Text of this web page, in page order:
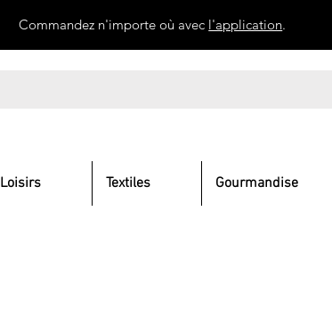
Commandez n'importe où avec l'application.
Loisirs Textiles Gourmandise